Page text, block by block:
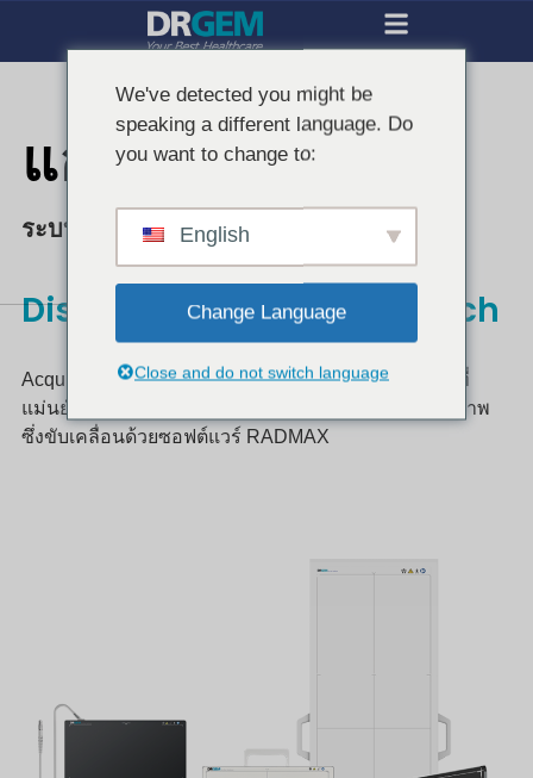
แอคควิดีอาร์
ระบบการถ่ายภาพดิจิตอล
Discover Your Perfect Match
AcquiDR ซึ่งเป็นระบบถ่ายภาพดิจิทัล มอบภาพวินิจฉัยที่
แม่นยำผ่านเครื่องตรวจจับแบบแผงแบนและสถานีถ่ายภาพ
ซึ่งขับเคลื่อนด้วยซอฟต์แวร์ RADMAX
We've detected you might be
speaking a different language. Do
you want to change to:
English
Change Language
Close and do not switch language